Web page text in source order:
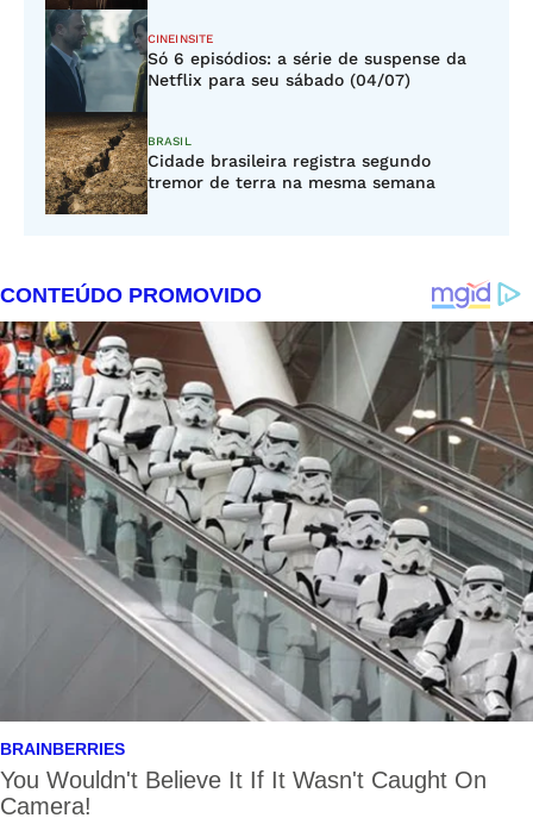
CINEINSITE
Só 6 episódios: a série de suspense da
Netflix para seu sábado (04/07)
BRASIL
Cidade brasileira registra segundo
tremor de terra na mesma semana